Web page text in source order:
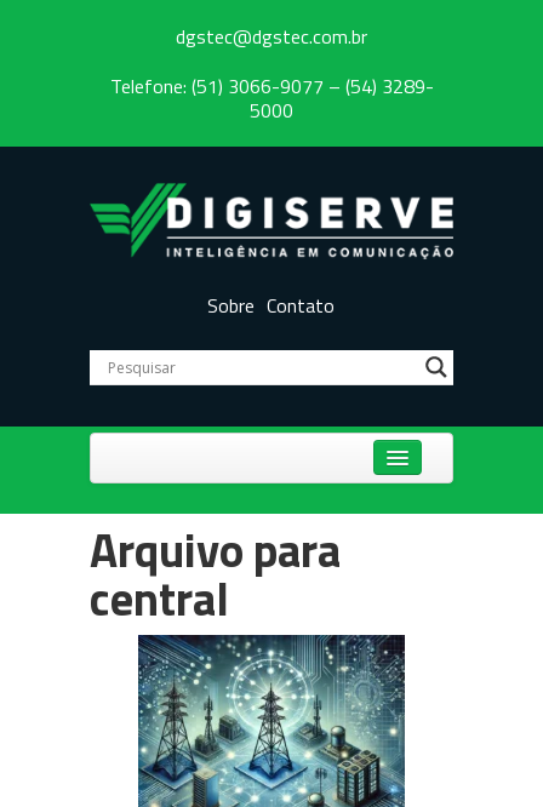
dgstec@dgstec.com.br
Telefone: (51) 3066-9077 – (54) 3289-
5000
Sobre Contato
PABX em Nuvem (cloud)
3CX
Câmeras para CFTV
WhatsApp Multiusuário
Intelbras
Arquivo para
central